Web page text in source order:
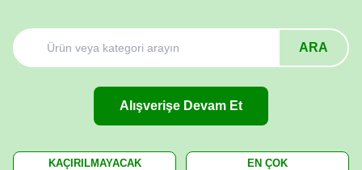
ARA
Alışverişe Devam Et
KAÇIRILMAYACAK
EN ÇOK